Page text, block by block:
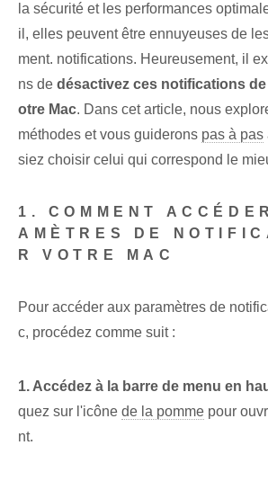
la sécurité et les performances
il, elles peuvent être ennuyeuses de
ment. notifications. Heureusement, il
ns de désactivez ces notifications
otre Mac. ‍Dans cet article, nous
méthodes et vous guiderons pas à pas
siez choisir celui qui correspond le
1. COMMENT
AMÈTRES DE
R VOTRE MAC
Pour accéder aux paramètres de
c, procédez comme suit :
1. Accédez à la barre de menu en
quez sur l'icône⁢ de la pomme pour
nt.